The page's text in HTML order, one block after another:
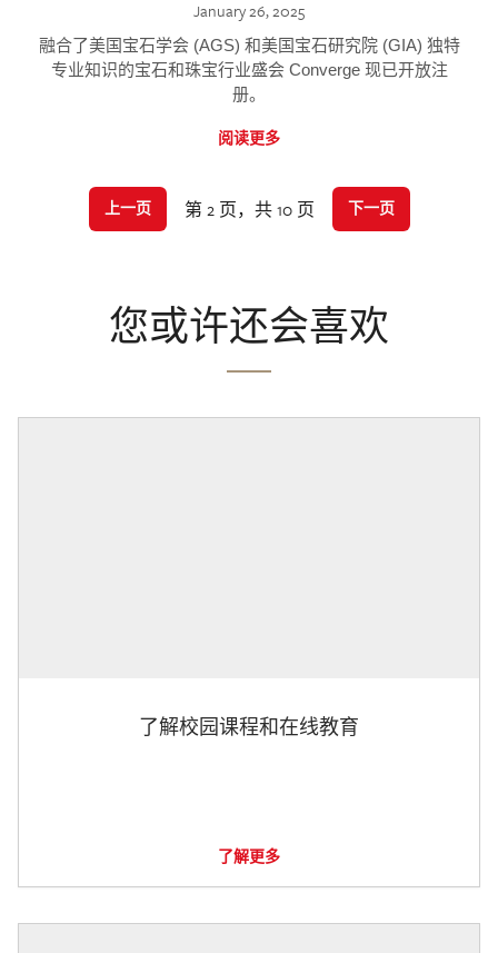
January 26, 2025
融合了美国宝石学会 (AGS) 和美国宝石研究院 (GIA) 独特
专业知识的宝石和珠宝行业盛会 Converge 现已开放注
册。
阅读更多
上一页 第 2 页，共 10 页 下一页
您或许还会喜欢
了解校园课程和在线教育
了解更多